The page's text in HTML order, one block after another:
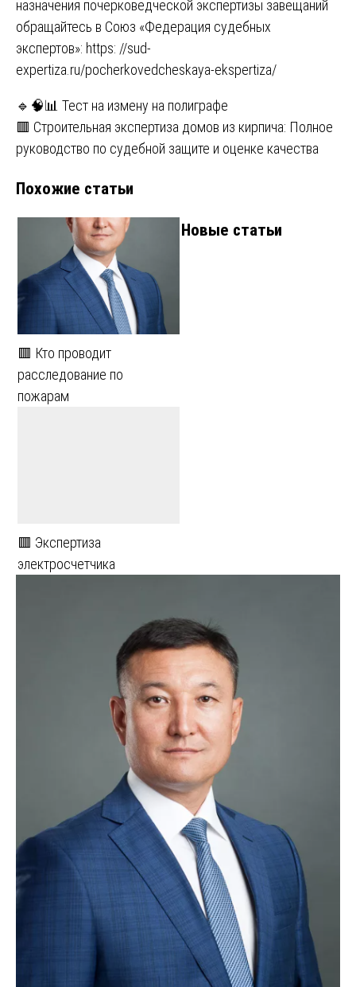
назначения почерковедческой экспертизы завещаний
обращайтесь в Союз «Федерация судебных
экспертов»: https: //sud-
expertiza.ru/pocherkovedcheskaya-ekspertiza/
Навигация
по
🔹🧠📊 Тест на измену на полиграфе
🟥 Строительная экспертиза домов из кирпича: Полное
руководство по судебной защите и оценке качества
Похожие статьи
🟥 Кто проводит
расследование по
пожарам
🟥 Экспертиза
электросчетчика
Новые статьи